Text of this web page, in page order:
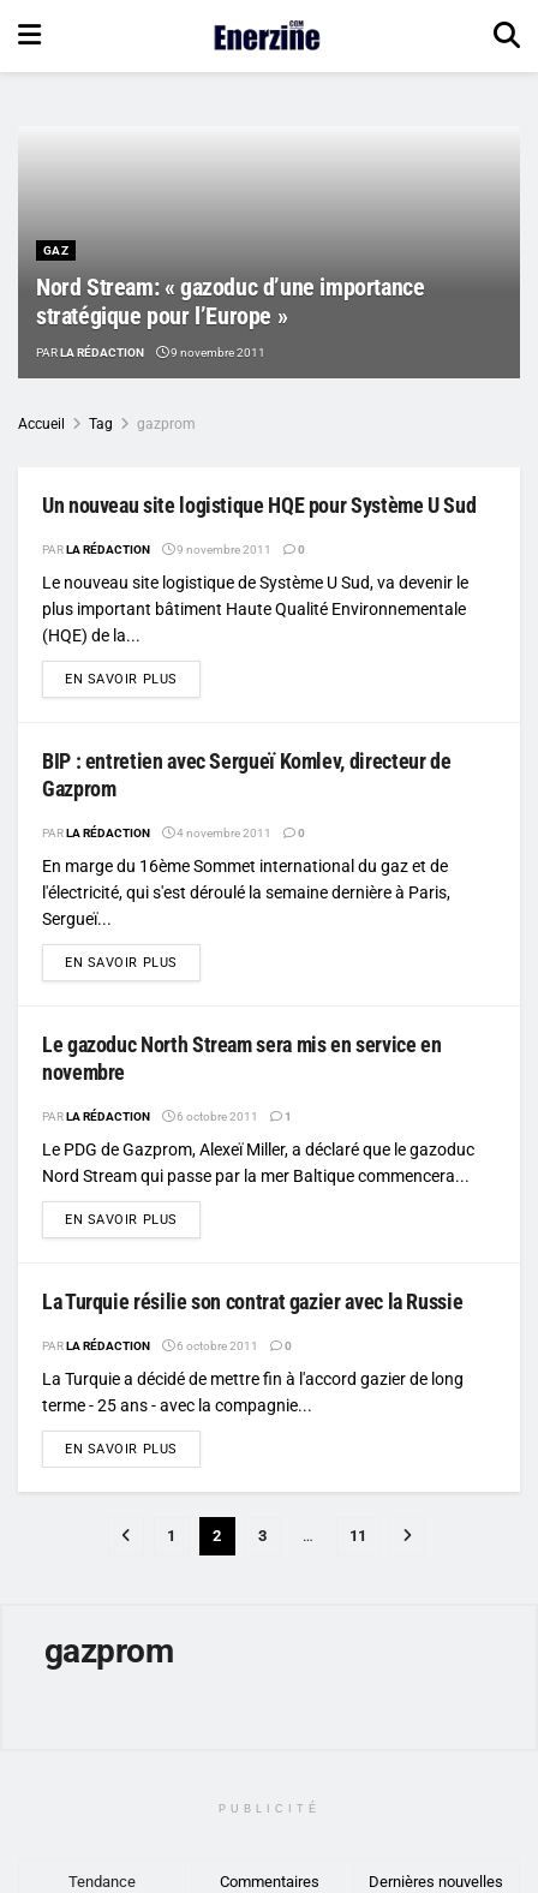
GAZ
Nord Stream: « gazoduc d’une importance
stratégique pour l’Europe »
PARLA RÉDACTION 9 novembre 2011
Accueil Tag gazprom
Un nouveau site logistique HQE pour Système U Sud
PARLA RÉDACTION 9 novembre 2011 0
Le nouveau site logistique de Système U Sud, va devenir le
plus important bâtiment Haute Qualité Environnementale
(HQE) de la...
EN SAVOIR PLUS
BIP : entretien avec Sergueï Komlev, directeur de
Gazprom
PARLA RÉDACTION 4 novembre 2011 0
En marge du 16ème Sommet international du gaz et de
l'électricité, qui s'est déroulé la semaine dernière à Paris,
Sergueï...
EN SAVOIR PLUS
Le gazoduc North Stream sera mis en service en
novembre
PARLA RÉDACTION 6 octobre 2011 1
Le PDG de Gazprom, Alexeï Miller, a déclaré que le gazoduc
Nord Stream qui passe par la mer Baltique commencera...
EN SAVOIR PLUS
La Turquie résilie son contrat gazier avec la Russie
PARLA RÉDACTION 6 octobre 2011 0
La Turquie a décidé de mettre fin à l'accord gazier de long
terme - 25 ans - avec la compagnie...
EN SAVOIR PLUS
1 2 3 … 11
gazprom
PUBLICITÉ
Tendance Commentaires Dernières nouvelles